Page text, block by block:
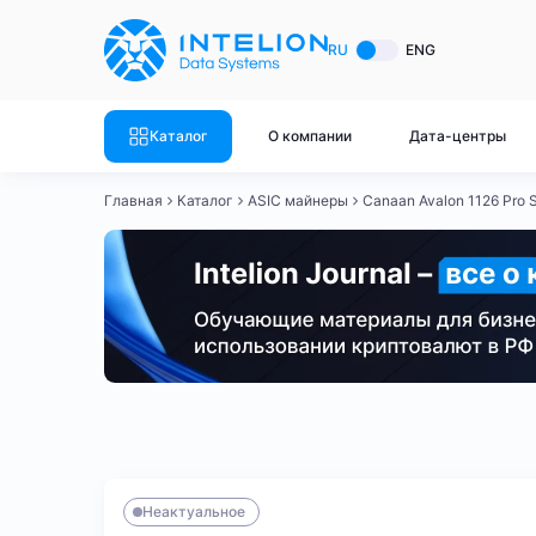
RU ENG
Каталог О компании Дата-центры
ASIC майнеры
Canaan
Innosilicon
Готовый
Готовый
Готовый
Готовый
Готовый
Главная Каталог ASIC майнеры Canaan Avalon 1126 Pro
Неактуальное